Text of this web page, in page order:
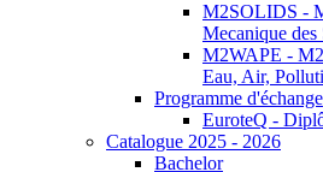
M2SOLIDS -
Mecanique des
M2WAPE -
Eau, Air,
Programme d'échange
EuroteQ -
Catalogue 2025 - 2026
Bachelor